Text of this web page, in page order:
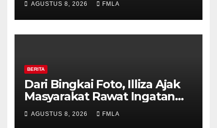
AGUSTUS 8, 2026 FMLA
BERITA
Dari Bingkai Foto, Illiza Ajak
Masyarakat Rawat Ingatan
dan Bangun Budaya Sadar
Bencana
AGUSTUS 8, 2026 FMLA